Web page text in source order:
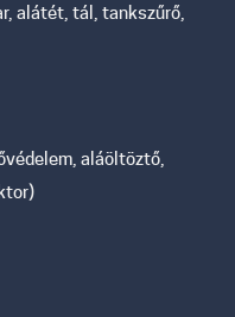
alátét, tál, tankszűrő,
aláöltöztő,